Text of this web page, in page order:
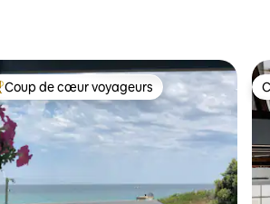
sur la base de 20 commentaires : 5
de cœur voyageurs les plus appréciés
Coup de cœur voyageurs